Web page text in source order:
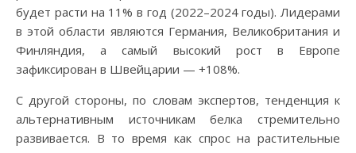
будет расти на 11% в год (2022–2024 годы). Лидерами
в этой области являются Германия, Великобритания и
Финляндия, а самый высокий рост в Европе
зафиксирован в Швейцарии — +108%.
С другой стороны, по словам экспертов, тенденция к
альтернативным источникам белка стремительно
развивается. В то время как спрос на растительные